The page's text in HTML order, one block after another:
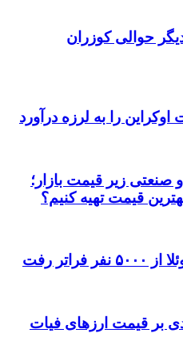
تجهیزات جوشکاری، کیفیت
نکردن تیم ملی شد/
کند
باکیفیت بخریم؟ راهنمای